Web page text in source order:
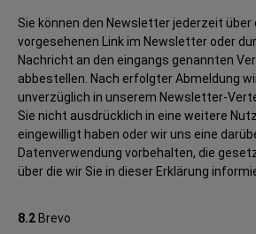
Sie können den Newsletter jederzeit über
vorgesehenen Link im Newsletter oder
Nachricht an den eingangs genannten
abbestellen. Nach erfolgter Abmeldung
unverzüglich in unserem Newsletter-
Sie nicht ausdrücklich in eine weitere
eingewilligt haben oder wir uns eine
Datenverwendung vorbehalten, die
über die wir Sie in dieser Erklärung
8.2 Brevo